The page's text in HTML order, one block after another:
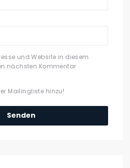
und Website in diesem
nächsten Kommentar
Mailingliste hinzu!